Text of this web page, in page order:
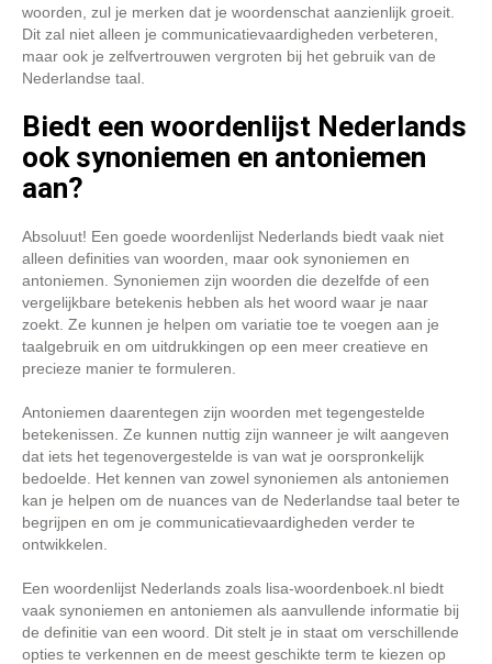
woorden, zul je merken dat je woordenschat aanzienlijk groeit.
Dit zal niet alleen je communicatievaardigheden verbeteren,
maar ook je zelfvertrouwen vergroten bij het gebruik van de
Nederlandse taal.
Biedt een woordenlijst Nederlands
ook synoniemen en antoniemen
aan?
Absoluut! Een goede woordenlijst Nederlands biedt vaak niet
alleen definities van woorden, maar ook synoniemen en
antoniemen. Synoniemen zijn woorden die dezelfde of een
vergelijkbare betekenis hebben als het woord waar je naar
zoekt. Ze kunnen je helpen om variatie toe te voegen aan je
taalgebruik en om uitdrukkingen op een meer creatieve en
precieze manier te formuleren.
Antoniemen daarentegen zijn woorden met tegengestelde
betekenissen. Ze kunnen nuttig zijn wanneer je wilt aangeven
dat iets het tegenovergestelde is van wat je oorspronkelijk
bedoelde. Het kennen van zowel synoniemen als antoniemen
kan je helpen om de nuances van de Nederlandse taal beter te
begrijpen en om je communicatievaardigheden verder te
ontwikkelen.
Een woordenlijst Nederlands zoals lisa-woordenboek.nl biedt
vaak synoniemen en antoniemen als aanvullende informatie bij
de definitie van een woord. Dit stelt je in staat om verschillende
opties te verkennen en de meest geschikte term te kiezen op